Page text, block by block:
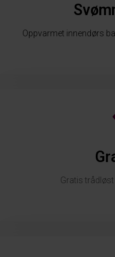
Oppvarmet innendørs
Gratis trådløst